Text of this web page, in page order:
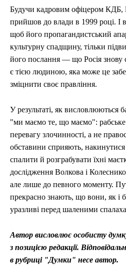
Будучи кадровим офіцером КДБ,
прийшов до влади в 1999 році. І
щоб його пропагандистський
культурну спадщину, тільки
його послання — що Росія знову
є тією людиною, яка може це
зміцнити своє правління.
У результаті, як висловлюються
"ми маємо те, що маємо": рабське
перевагу злочинності, а не
обставини сприяють, накинутися
спалити й розграбувати їхні
дослідження Волкова і
але лише до певного моменту.
прекрасно знають, що вони, як і
уразливі перед шаленими
Автор висловлює особисту
з позицією редакції.
в рубриці "Думки" несе автор.